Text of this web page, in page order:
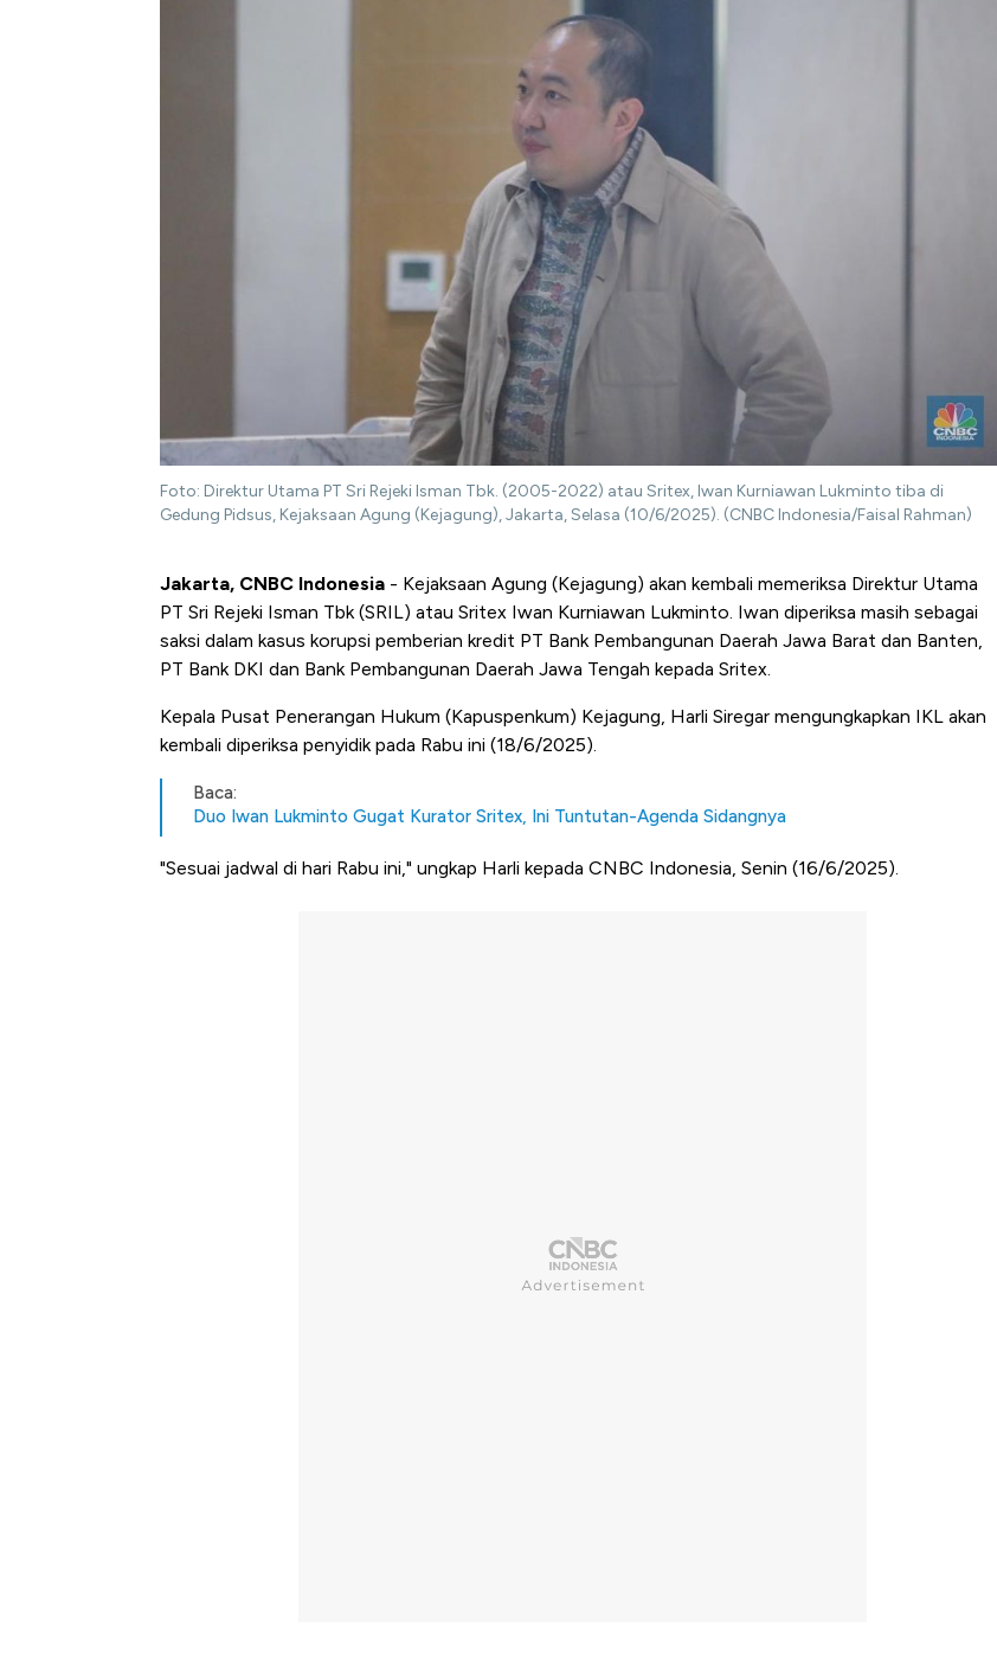
Foto: Direktur Utama PT Sri Rejeki Isman Tbk. (2005-2022) atau Sritex, Iwan Kurniawan Lukminto tiba di
Gedung Pidsus, Kejaksaan Agung (Kejagung), Jakarta, Selasa (10/6/2025). (CNBC Indonesia/Faisal Rahman)
Jakarta, CNBC Indonesia - Kejaksaan Agung (Kejagung) akan kembali memeriksa Direktur Utama
PT Sri Rejeki Isman Tbk (SRIL) atau Sritex Iwan Kurniawan Lukminto. Iwan diperiksa masih sebagai
saksi dalam kasus korupsi pemberian kredit PT Bank Pembangunan Daerah Jawa Barat dan Banten,
PT Bank DKI dan Bank Pembangunan Daerah Jawa Tengah kepada Sritex.
Kepala Pusat Penerangan Hukum (Kapuspenkum) Kejagung, Harli Siregar mengungkapkan IKL akan
kembali diperiksa penyidik pada Rabu ini (18/6/2025).
Baca:
Duo Iwan Lukminto Gugat Kurator Sritex, Ini Tuntutan-Agenda Sidangnya
"Sesuai jadwal di hari Rabu ini," ungkap Harli kepada CNBC Indonesia, Senin (16/6/2025).